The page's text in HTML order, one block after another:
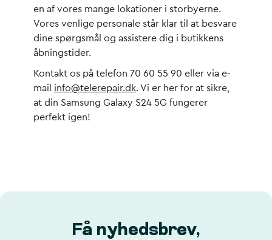
en af vores mange lokationer i storbyerne.
Vores venlige personale står klar til at besvare
dine spørgsmål og assistere dig i butikkens
åbningstider.
Kontakt os på telefon 70 60 55 90 eller via e-
mail info@telerepair.dk. Vi er her for at sikre,
at din Samsung Galaxy S24 5G fungerer
perfekt igen!
Få nyhedsbrev,